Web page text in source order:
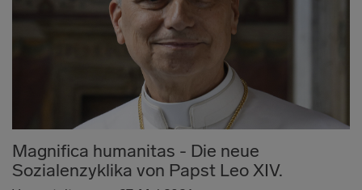
Magnifica humanitas - Die neue
Sozialenzyklika von Papst Leo XIV.